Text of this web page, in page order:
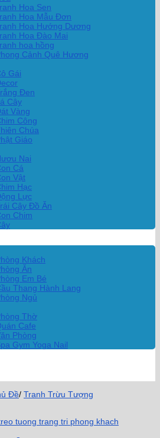
Hoa Sen
Hoa Mẫu Đơn
Hoa Hướng Dương
Hoa Đào Mai
hoa hồng
Cảnh Quê Hương
Gái
Đen
Cây
Vàng
Công
Chúa
Giáo
Nai
Cá
Vật
Hạc
Lực
Cây Đồ Ăn
Chim
Khách
Ăn
Em Bé
Thang Hành Lang
Ngủ
Thờ
Cafe
Phòng
Gym Yoga Nail
Đề/ Tranh Trừu Tượng